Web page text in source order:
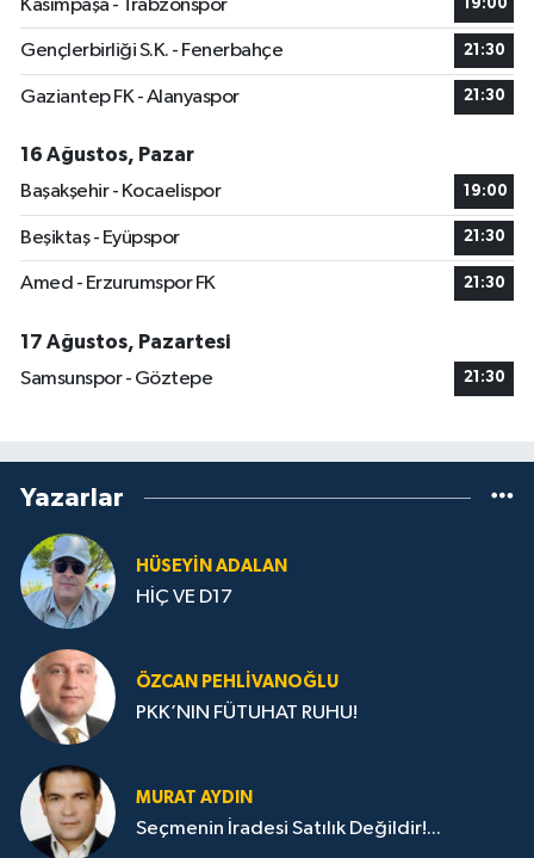
Kasımpaşa - Trabzonspor 19:00
Gençlerbirliği S.K. - Fenerbahçe 21:30
Gaziantep FK - Alanyaspor 21:30
16 Ağustos, Pazar
Başakşehir - Kocaelispor
19:00
Beşiktaş - Eyüpspor 21:30
Amed - Erzurumspor FK 21:30
17 Ağustos, Pazartesi
Samsunspor - Göztepe
21:30
Yazarlar
HÜSEYIN ADALAN
HİÇ VE D17
ÖZCAN PEHLIVANOĞLU
PKK’NIN FÜTUHAT RUHU!
MURAT AYDIN
Seçmenin İradesi Satılık Değildir!...